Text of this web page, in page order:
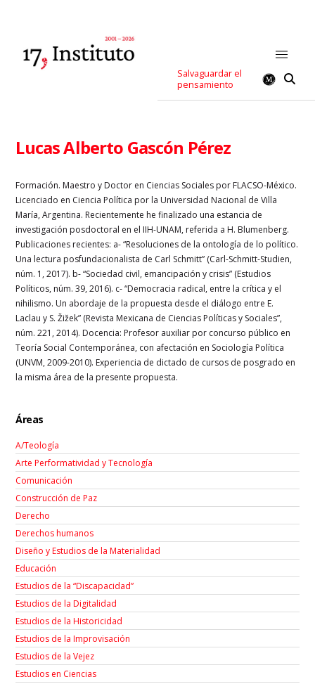
Salvaguardar el
pensamiento
Lucas Alberto Gascón Pérez
Formación. Maestro y Doctor en Ciencias Sociales por FLACSO-México.
Licenciado en Ciencia Política por la Universidad Nacional de Villa
María, Argentina. Recientemente he finalizado una estancia de
investigación posdoctoral en el IIH-UNAM, referida a H. Blumenberg.
Publicaciones recientes: a- “Resoluciones de la ontología de lo político.
Una lectura posfundacionalista de Carl Schmitt” (Carl-Schmitt-Studien,
núm. 1, 2017). b- “Sociedad civil, emancipación y crisis” (Estudios
Políticos, núm. 39, 2016). c- “Democracia radical, entre la crítica y el
nihilismo. Un abordaje de la propuesta desde el diálogo entre E.
Laclau y S. Žižek” (Revista Mexicana de Ciencias Políticas y Sociales”,
núm. 221, 2014). Docencia: Profesor auxiliar por concurso público en
Teoría Social Contemporánea, con afectación en Sociología Política
(UNVM, 2009-2010). Experiencia de dictado de cursos de posgrado en
la misma área de la presente propuesta.
Áreas
A/Teología
Arte Performatividad y Tecnología
Comunicación
Construcción de Paz
Derecho
Derechos humanos
Diseño y Estudios de la Materialidad
Educación
Estudios de la “Discapacidad”
Estudios de la Digitalidad
Estudios de la Historicidad
Estudios de la Improvisación
Estudios de la Vejez
Estudios en Ciencias